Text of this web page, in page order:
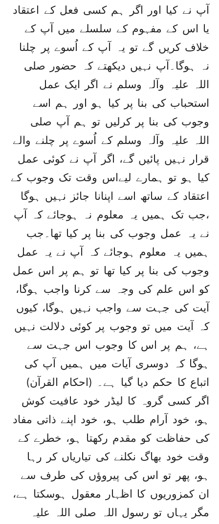
آپ نے کیا اور اگر ہم کسی فعل کے اعتقاد
یا اس کے مفہوم کے سلسلے میں آپ کے
خلاف کریں گے تو یہ آپ کے اُسوے پر چلنا
نہ ہوگا۔آپ نہیں دیکھتے کہ حضور صلی
اللہ علیہ وآلہ وسلم نے اگر ایک عمل
استحباب کی بنا پر کیا ہو اور ہم اسے
وجوب کی بنا پر کرلیں تو ہم آپ صلی
اللہ علیہ وآلہ وسلم کے اُسوے پر چلنے والے
قرار نہیں پائیں گے، اگر آپ نے کوئی عمل
کیا ہو تو ہمارے لیےاس وقت تک وجوب کے
اعتقاد کے ساتھ اسے اپنانا جائز نہیں ہوگا
،جب تک ہمیں یہ معلوم نہ ہوجائے کہ آپ
نے یہ عمل وجوب کی بنا پر کیا تھا۔جب
ہمیں یہ معلوم ہوجائے کہ آپ نے یہ عمل
وجوب کی بنا پر کیا تھا تو ہم پر اس عمل
کو اس علم کی وجہ سے کرنا واجب ہوگا،
آیت کی جہت سے واجب نہیں ہوگا، کیوں
کہ آیت میں تو وجوب پر کوئی دلالت نہیں
ہے، ہم پر اس کا وجوب اس جہت سے
ہوگا کہ دوسری آیات میں ہمیں آپ کی
اتباع کا حکم دیا گیا ہے۔ (احکام القرآن)
اگر کسی گروہ کا لیڈر خود عافیت کوش
ہو، خود آرام طلب ہو، خود اپنے ذاتی مفاد
کی حفاظت کو مقدم رکھتا ہو، خطرے کے
وقت خود بھاگ نکلنے کی تیاریاں کر رہا
ہو، پھر تو اس کی پیروؤں کی طرف سے
ان کمزوریوں کا اظہار معقول ہوسکتا ہے،
مگر یہاں تو رسول اللہ صلی اللہ علیہ